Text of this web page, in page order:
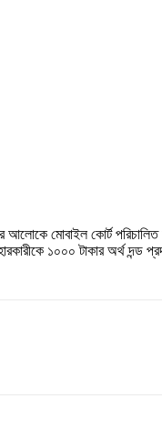
মোবাইল কোর্ট
১০০০ টাকার অর্থ দন্ড